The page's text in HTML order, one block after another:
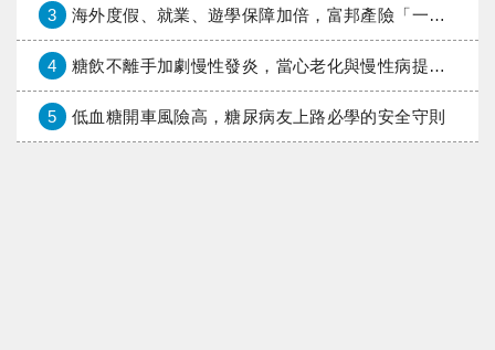
3 海外度假、就業、遊學保障加倍，富邦產險「一期逐夢」專案加碼遠距醫療與緊急救援
4 糖飲不離手加劇慢性發炎，當心老化與慢性病提早報到
5 低血糖開車風險高，糖尿病友上路必學的安全守則